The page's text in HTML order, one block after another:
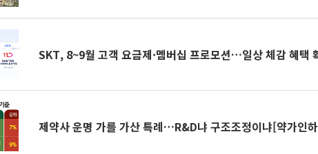
SKT, 8~9월 고객 요금제·멤버십 프로모션…일상 체감 혜택
제약사 운명 가를 가산 특례…R&D냐 구조조정이냐[약가인